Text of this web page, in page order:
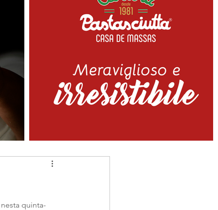
quinta-